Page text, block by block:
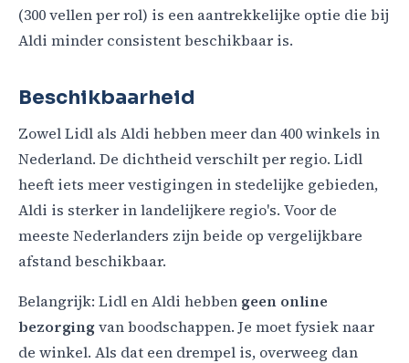
(300 vellen per rol) is een aantrekkelijke optie die bij
Aldi minder consistent beschikbaar is.
Beschikbaarheid
Zowel Lidl als Aldi hebben meer dan 400 winkels in
Nederland. De dichtheid verschilt per regio. Lidl
heeft iets meer vestigingen in stedelijke gebieden,
Aldi is sterker in landelijkere regio's. Voor de
meeste Nederlanders zijn beide op vergelijkbare
afstand beschikbaar.
Belangrijk: Lidl en Aldi hebben geen online
bezorgingvan boodschappen. Je moet fysiek naar
de winkel. Als dat een drempel is, overweeg dan